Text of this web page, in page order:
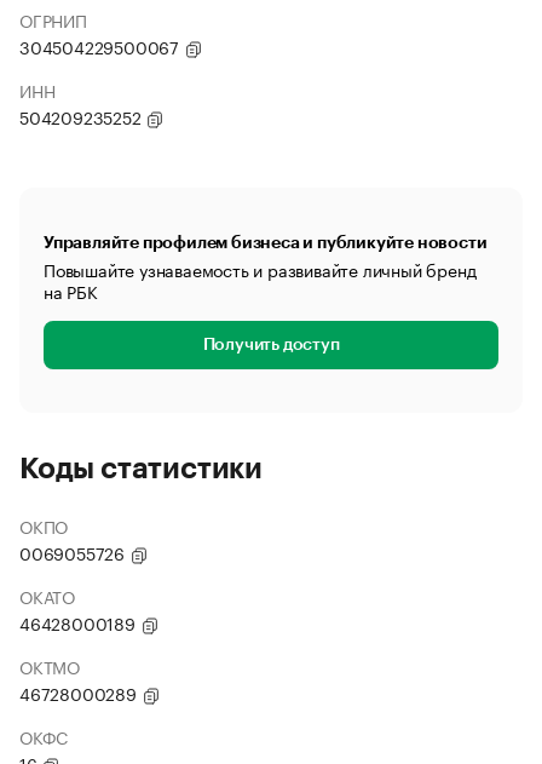
ОГРНИП
304504229500067
ИНН
504209235252
Управляйте профилем бизнеса и публикуйте новости
Повышайте узнаваемость и развивайте личный бренд
на РБК
Получить доступ
Коды статистики
ОКПО
0069055726
ОКАТО
46428000189
ОКТМО
46728000289
ОКФС